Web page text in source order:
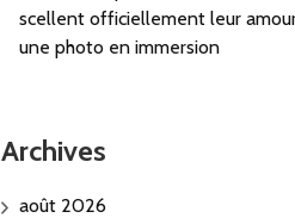
scellent officiellement leur
une photo en immersion
Archives
août 2026